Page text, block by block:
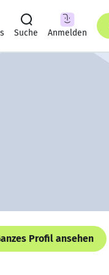
Suche Anmelden
Profil ansehen